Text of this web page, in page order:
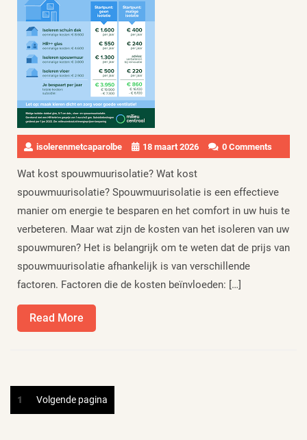
isolerenmetcaparolbe 18 maart 2026 0 Comments
Wat kost spouwmuurisolatie? Wat kost
spouwmuurisolatie? Spouwmuurisolatie is een effectieve
manier om energie te besparen en het comfort in uw huis te
verbeteren. Maar wat zijn de kosten van het isoleren van uw
spouwmuren? Het is belangrijk om te weten dat de prijs van
spouwmuurisolatie afhankelijk is van verschillende
factoren. Factoren die de kosten beïnvloeden: […]
Read More
More
Berichten
Pagina
1 Volgende pagina